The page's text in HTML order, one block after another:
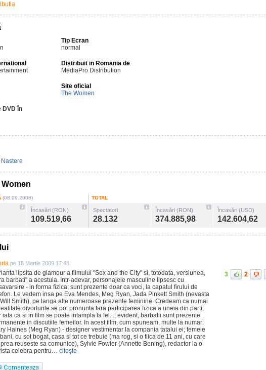
Tip Ecran
normal
Distribuit in Romania de
MediaPro Distribution
Site oficial
The Women
DVD în
Nastere
(08.09.2008)
Încasări (RON)
109.519,66
TOTAL
Spectatori
28.132
Încasări (RON)
374.885,98
Încasări (USD)
142.604,62
pe 18 Martie 2009 17:48
lipsita de glamour a filmului "Sex and the City" si, totodata, versiunea,
barbati" a acestuia. Intr-adevar, personajele masculine lipsesc cu
- in forma fizica; sunt prezente doar ca voci, la capatul firului de
Le vedem insa pe Eva Mendes, Meg Ryan, Jada Pinkett Smith (nevasta
Will Smith), pe langa alte numeroase prezente feminine. Credeam ca numai
divorturile se pot pronunta fara participarea fizica a uneia din parti,
iata ca si in film se poate intampla la fel...; evident, barbatii sunt prezente
in discutiile femeilor. In acest film, cum spuneam, multe la numar:
Haines (Meg Ryan) - designer vestimentar la compania tatalui ei; femeie
cu sot bogat, casa si tot ce trebuie (ma rog, si o fiica de 11 ani, cu care
reuseste sa comunice), Sylvie Fowler (Annette Bening), redactor la o
celebra pentru… citeşte
3 2